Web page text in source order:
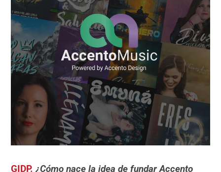
GIDP.¿Cómo nace la idea de fundar Accento